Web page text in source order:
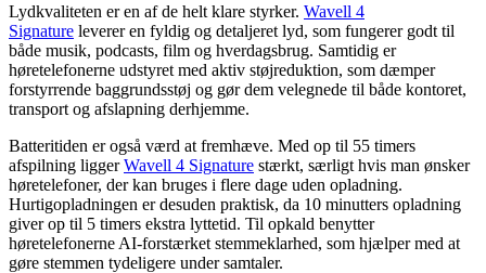
Lydkvaliteten er en af de helt klare styrker. Wavell 4
Signature leverer en fyldig og detaljeret lyd, som fungerer godt til
både musik, podcasts, film og hverdagsbrug. Samtidig er
høretelefonerne udstyret med aktiv støjreduktion, som dæmper
forstyrrende baggrundsstøj og gør dem velegnede til både kontoret,
transport og afslapning derhjemme.
Batteritiden er også værd at fremhæve. Med op til 55 timers
afspilning liggerWavell 4 Signature stærkt, særligt hvis man ønsker
høretelefoner, der kan bruges i flere dage uden opladning.
Hurtigopladningen er desuden praktisk, da 10 minutters opladning
giver op til 5 timers ekstra lyttetid. Til opkald benytter
høretelefonerne AI-forstærket stemmeklarhed, som hjælper med at
gøre stemmen tydeligere under samtaler.